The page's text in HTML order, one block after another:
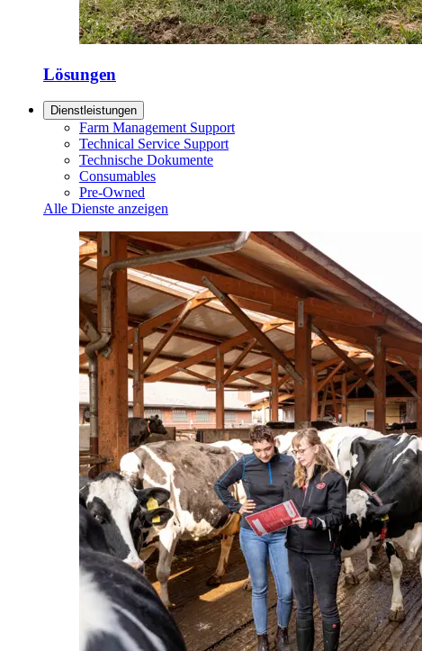
Lösungen
Dienstleistungen
Farm Management Support
Technical Service Support
Technische Dokumente
Consumables
Pre-Owned
Alle Dienste anzeigen